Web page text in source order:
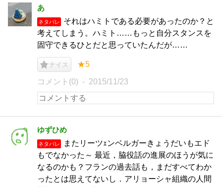
あ
ネタバレ
それはハミトである必要があったのか？と
考えてしまう。ハミト……もっと自分スタンスを
固守できるひとだと思っていたんだが……
ナイス ★5
コメント(0) 2015/11/23
ゆずひめ
ネタバレ
またリーツｪンベルガーきょうだいもエド
もでなかった～ 最近，脇役話の進展のほうが気に
なるのかも？フランの過去話も，まだすべてわか
ったとは思えてないし．アリョーシャ組織の人間